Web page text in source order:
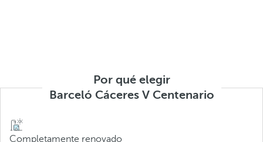
Por qué elegir
Barceló Cáceres V Centenario
Completamente renovado